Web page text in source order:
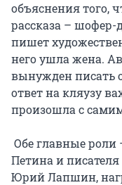
объяснения того,
рассказа –
пишет
него ушла жена.
вынужден писать
ответ на кляузу
произошла с
Петина и
Юрий Лапшин,